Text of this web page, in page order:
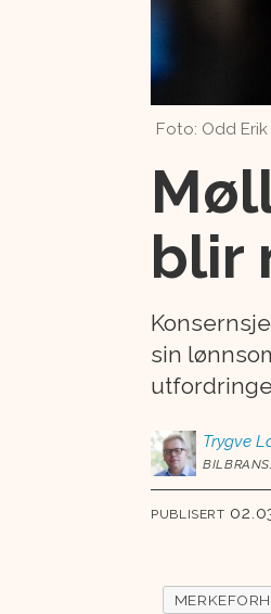
Foto: Odd
blir
sin
Trygve
PUBLISERT